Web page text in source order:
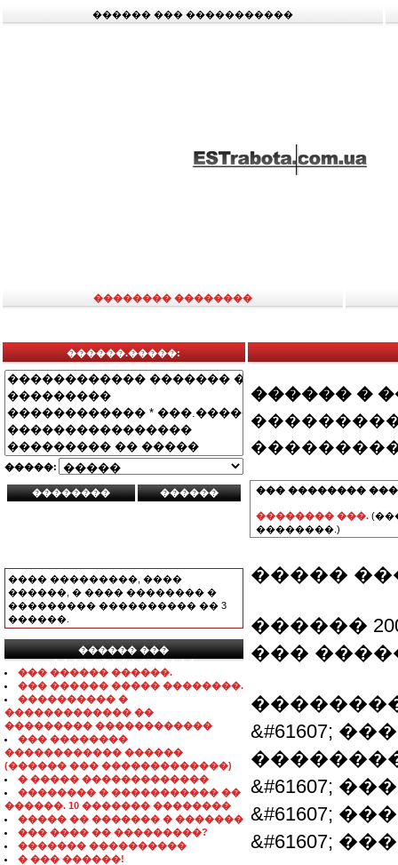
������ ��� �����������
�������� ��������
������.�����:
�����:
���� ���������, ����
������, � ���� �������� �
��������� ���������� �� 3
������.
������ ���
���������������
��� ������ ������.
��� ������ ����� ��������.
���������� �
������������� ��
��������� ������������
��� ��������
������������ ������
(������ ��� �������������)
� ����� �������������
�������� � ����������� ��
������. 10 ������� ��������
����� �� ������� � �������
��� ���� �� ���������?
������� ����������
� ��� ������!
������ �
��� ��������
�������� ���.
��������.)
�����
������
���
&#61607;
&#61607;
&#61607;
&#61607;